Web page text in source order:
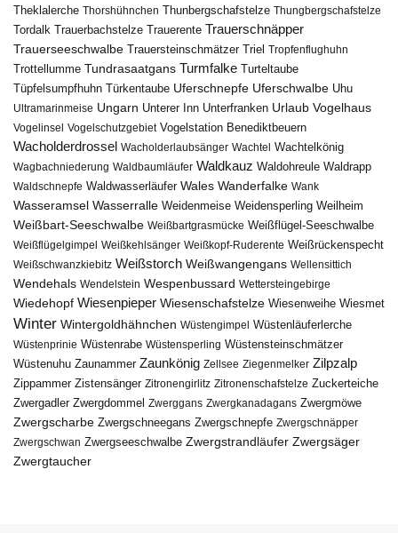
Theklalerche Thorshühnchen Thunbergschafstelze Thungbergschafstelze
Tordalk Trauerbachstelze Trauerente Trauerschnäpper
Trauerseeschwalbe Trauersteinschmätzer Triel Tropfenflughuhn
Trottellumme Tundrasaatgans Turmfalke Turteltaube
Tüpfelsumpfhuhn
Türkentaube Uferschnepfe Uferschwalbe Uhu
Ultramarinmeise Ungarn Unterer Inn Unterfranken Urlaub Vogelhaus
Vogelinsel Vogelschutzgebiet Vogelstation Benediktbeuern
Wacholderdrossel Wacholderlaubsänger Wachtel Wachtelkönig
Wagbachniederung Waldbaumläufer Waldkauz Waldohreule Waldrapp
Waldschnepfe Waldwasserläufer Wales Wanderfalke Wank
Wasseramsel Wasserralle Weidenmeise Weidensperling Weilheim
Weißbart-Seeschwalbe Weißbartgrasmücke Weißflügel-Seeschwalbe
Weißflügelgimpel Weißkehlsänger Weißkopf-Ruderente Weißrückenspecht
Weißschwanzkiebitz Weißstorch Weißwangengans Wellensittich
Wendehals Wendelstein Wespenbussard Wettersteingebirge
Wiedehopf Wiesenpieper Wiesenschafstelze Wiesenweihe Wiesmet
Winter Wintergoldhähnchen Wüstengimpel Wüstenläuferlerche
Wüstenprinie Wüstenrabe Wüstensperling Wüstensteinschmätzer
Wüstenuhu Zaunammer Zaunkönig Zellsee Ziegenmelker Zilpzalp
Zippammer Zistensänger Zitronengirlitz Zitronenschafstelze Zuckerteiche
Zwergadler Zwergdommel Zwerggans Zwergkanadagans Zwergmöwe
Zwergscharbe Zwergschneegans Zwergschnepfe Zwergschnäpper
Zwergschwan Zwergseeschwalbe Zwergstrandläufer Zwergsäger
Zwergtaucher